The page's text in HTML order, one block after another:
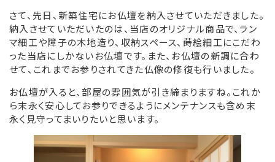
さて、先日、新築住宅にお仏壇を納入させていただきました。
納入させていただいたのは、当店のオリジナル商品で、ラン
マ細工や障子の木地造り、収納スペース、蒔絵細工にこだわ
った当店にしかないお仏壇です。また、お仏壇の新調に合わ
せて、これまでお参りされてきた仏像の修復も行いました。
お仏壇が入ると、部屋の雰囲気が引き締まりますね。これか
ら末永く安心してお参りできるようにメンテナンスも含め末
永く見守ってまいりたいと思います。